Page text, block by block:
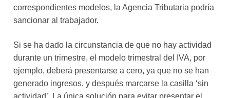
correspondientes modelos, la Agencia Tributaria podría
sancionar al trabajador.
Si se ha dado la circunstancia de que no hay actividad
durante un trimestre, el modelo trimestral del IVA, por
ejemplo, deberá presentarse a cero, ya que no se han
generado ingresos, y después marcarse la casilla ‘sin
actividad’. La única solución para evitar presentar el